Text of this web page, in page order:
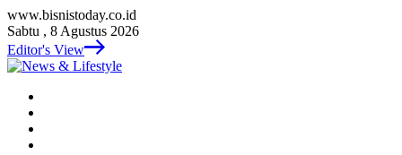
www.bisnistoday.co.id
Sabtu , 8 Agustus 2026
Editor's View